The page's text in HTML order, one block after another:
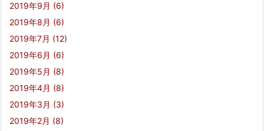
2019年9月 (6)
2019年8月 (6)
2019年7月 (12)
2019年6月 (6)
2019年5月 (8)
2019年4月 (8)
2019年3月 (3)
2019年2月 (8)